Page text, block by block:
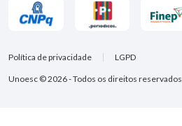
Unoesc © 2026 - Todos os direitos reservados
Política de privacidade LGPD